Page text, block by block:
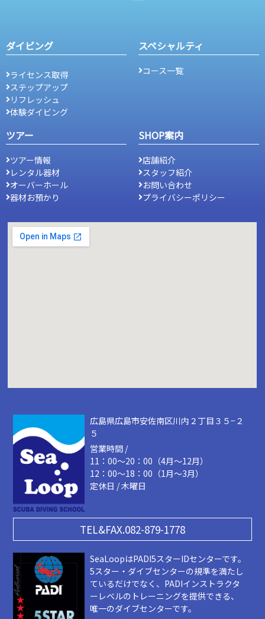
ダイビング
ライセンス取得
ステップアップ
リフレッシュ
体験ダイビング
スペシャルティ
コース一覧
ツアー
ツアー情報
レンタル器材
オーバーホール
器材お預かり
SHOP案内
店舗紹介
スタッフ紹介
お問い合わせ
プライバシーポリシー
広島県広島市安佐南区川内２丁目３５−２
５
営業時間 /
11：00～20：00（4月～12月）
12：00～18：00（1月～3月）
定休日 / 木曜日
TEL&FAX.082-879-1778
SeaLoopはPADI5スターIDセンターです。
5スター・ダイブセンターの規準を満たし
ているだけでなく、PADIインストラクタ
ーレベルのトレーニングを提供できる、
唯一のダイブセンターです。